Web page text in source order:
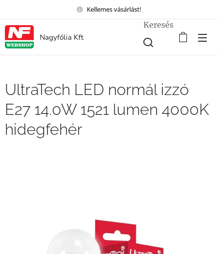
Kellemes vásárlást!
Nagyfólia Kft
Keresés
UltraTech LED normál izzó
E27 14.0W 1521 lumen 4000K
hidegfehér